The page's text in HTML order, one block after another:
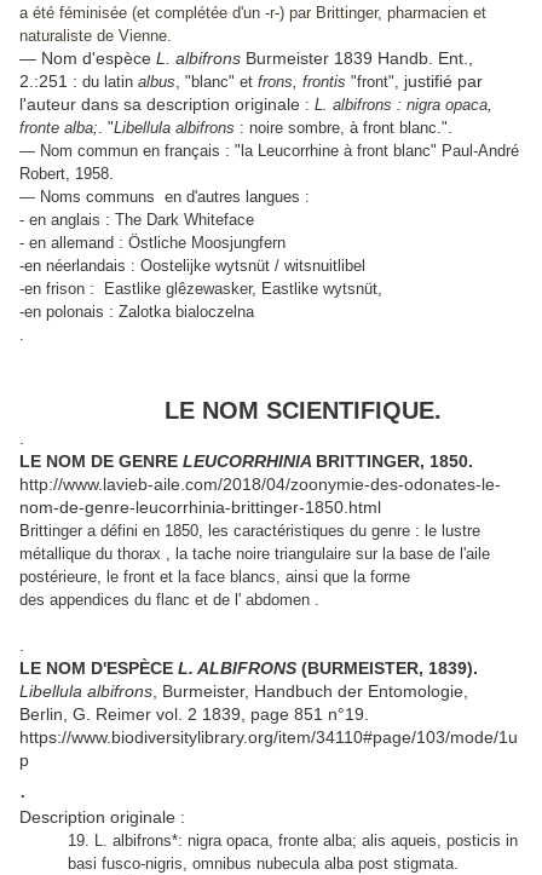
a été féminisée (et complétée d'un -r-) par Brittinger, pharmacien et
naturaliste de Vienne.
— Nom d'espèce L. albifrons Burmeister 1839 Handb. Ent.,
2.:251 : du latin albus, "blanc" et frons, frontis "front", justifié par
l'auteur dans sa description originale : L. albifrons : nigra opaca,
fronte alba;. "Libellula albifrons : noire sombre, à front blanc.".
— Nom commun en français : "la Leucorrhine à front blanc" Paul-André
Robert, 1958.
— Noms communs en d'autres langues :
- en anglais : The Dark Whiteface
- en allemand : Östliche Moosjungfern
-en néerlandais : Oostelijke wytsnüt / witsnuitlibel
-en frison : Eastlike glêzewasker, Eastlike wytsnüt,
-en polonais : Zalotka bialoczelna
.
LE NOM SCIENTIFIQUE.
LE NOM DE GENRE LEUCORRHINIA BRITTINGER, 1850.
http://www.lavieb-aile.com/2018/04/zoonymie-des-odonates-le-
nom-de-genre-leucorrhinia-brittinger-1850.html
Brittinger a défini en 1850, les caractéristiques du genre : le lustre
métallique du thorax , la tache noire triangulaire sur la base de l'aile
postérieure, le front et la face blancs, ainsi que la forme
des appendices du flanc et de l' abdomen .
LE NOM D'ESPÈCE L. ALBIFRONS (BURMEISTER, 1839).
Libellula albifrons , Burmeister, Handbuch der Entomologie,
Berlin, G. Reimer vol. 2 1839, page 851 n°19.
https://www.biodiversitylibrary.org/item/34110#page/103/mode/1u
p
.
Description originale :
19. L. albifrons*: nigra opaca, fronte alba; alis aqueis, posticis in
basi fusco-nigris, omnibus nubecula alba post stigmata.